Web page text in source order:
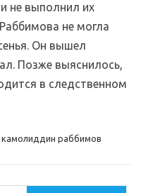
не выполнил их
не могла
Он вышел
Позже выяснилось,
в следственном
камолиддин раббимов